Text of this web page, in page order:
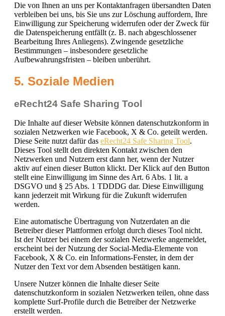
Die von Ihnen an uns per Kontaktanfragen übersandten Daten
verbleiben bei uns, bis Sie uns zur Löschung auffordern, Ihre
Einwilligung zur Speicherung widerrufen oder der Zweck für
die Datenspeicherung entfällt (z. B. nach abgeschlossener
Bearbeitung Ihres Anliegens). Zwingende gesetzliche
Bestimmungen – insbesondere gesetzliche
Aufbewahrungsfristen – bleiben unberührt.
5. Soziale Medien
eRecht24 Safe Sharing Tool
Die Inhalte auf dieser Website können datenschutzkonform in
sozialen Netzwerken wie Facebook, X & Co. geteilt werden.
Diese Seite nutzt dafür das eRecht24 Safe Sharing Tool.
Dieses Tool stellt den direkten Kontakt zwischen den
Netzwerken und Nutzern erst dann her, wenn der Nutzer
aktiv auf einen dieser Button klickt. Der Klick auf den Button
stellt eine Einwilligung im Sinne des Art. 6 Abs. 1 lit. a
DSGVO und § 25 Abs. 1 TDDDG dar. Diese Einwilligung
kann jederzeit mit Wirkung für die Zukunft widerrufen
werden.
Eine automatische Übertragung von Nutzerdaten an die
Betreiber dieser Plattformen erfolgt durch dieses Tool nicht.
Ist der Nutzer bei einem der sozialen Netzwerke angemeldet,
erscheint bei der Nutzung der Social-Media-Elemente von
Facebook, X & Co. ein Informations-Fenster, in dem der
Nutzer den Text vor dem Absenden bestätigen kann.
Unsere Nutzer können die Inhalte dieser Seite
datenschutzkonform in sozialen Netzwerken teilen, ohne dass
komplette Surf-Profile durch die Betreiber der Netzwerke
erstellt werden.